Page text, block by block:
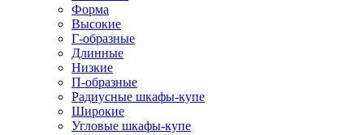
Форма
Высокие
Г-образные
Длинные
Низкие
П-образные
Радиусные шкафы-купе
Широкие
Угловые шкафы-купе